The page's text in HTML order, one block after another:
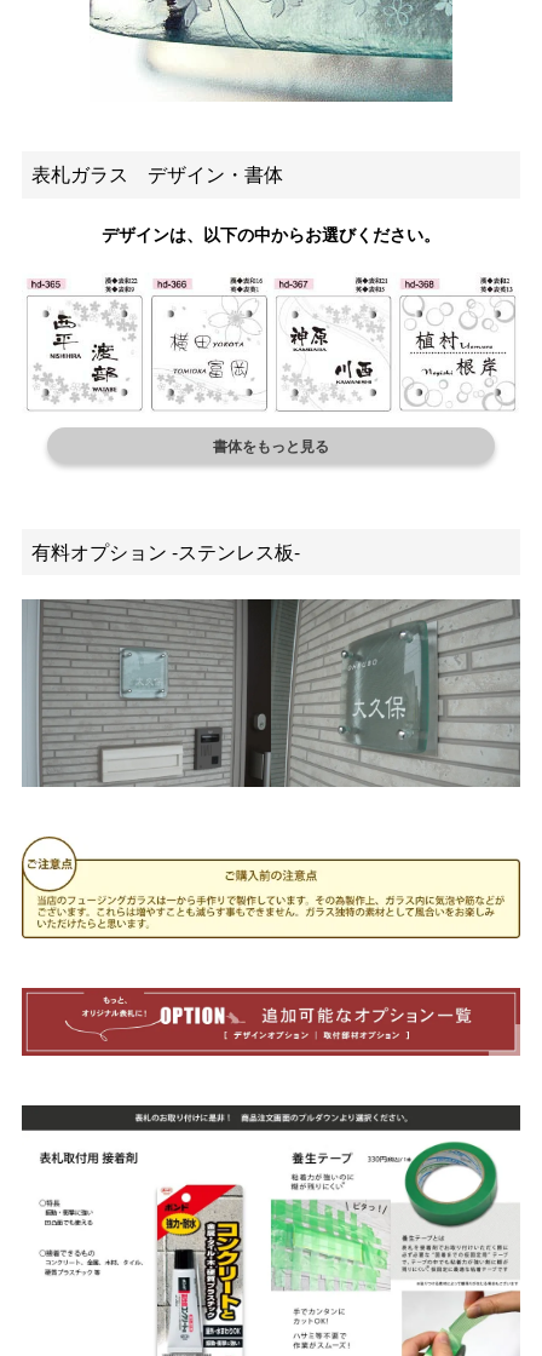
表札ガラス デザイン・書体
デザインは、以下の中からお選びください。
書体をもっと見る
有料オプション -ステンレス板-